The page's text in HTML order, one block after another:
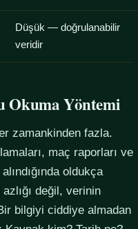
Düşük — doğrulanabilir
veridir
Okuma Yöntemi
zamankinden fazla.
maç raporları ve
oldukça
değil, verinin
bilgiyi ciddiye almadan